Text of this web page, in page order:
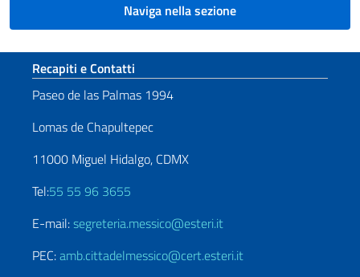
Naviga nella sezione
Sezione footer
Recapiti e Contatti
Paseo de las Palmas 1994
Lomas de Chapultepec
11000 Miguel Hidalgo, CDMX
Tel:55 55 96 3655
E-mail:segreteria.messico@esteri.it
PEC:amb.cittadelmessico@cert.esteri.it